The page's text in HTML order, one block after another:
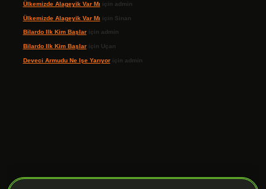
Ülkemizde Alageyik Var Mı için admin
Ülkemizde Alageyik Var Mı için Sinan
Bilardo Ilk Kim Başlariçin admin
Bilardo Ilk Kim Başlariçin Uçan
Deveci Armudu Ne Işe Yarıyoriçin admin